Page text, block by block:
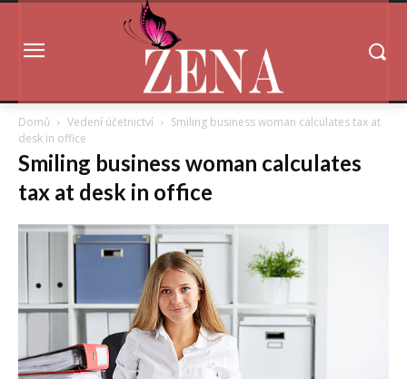
Domů Vedení účetnictví
Smiling business woman calculates tax at
desk in office
Smiling business woman calculates
tax at desk in office